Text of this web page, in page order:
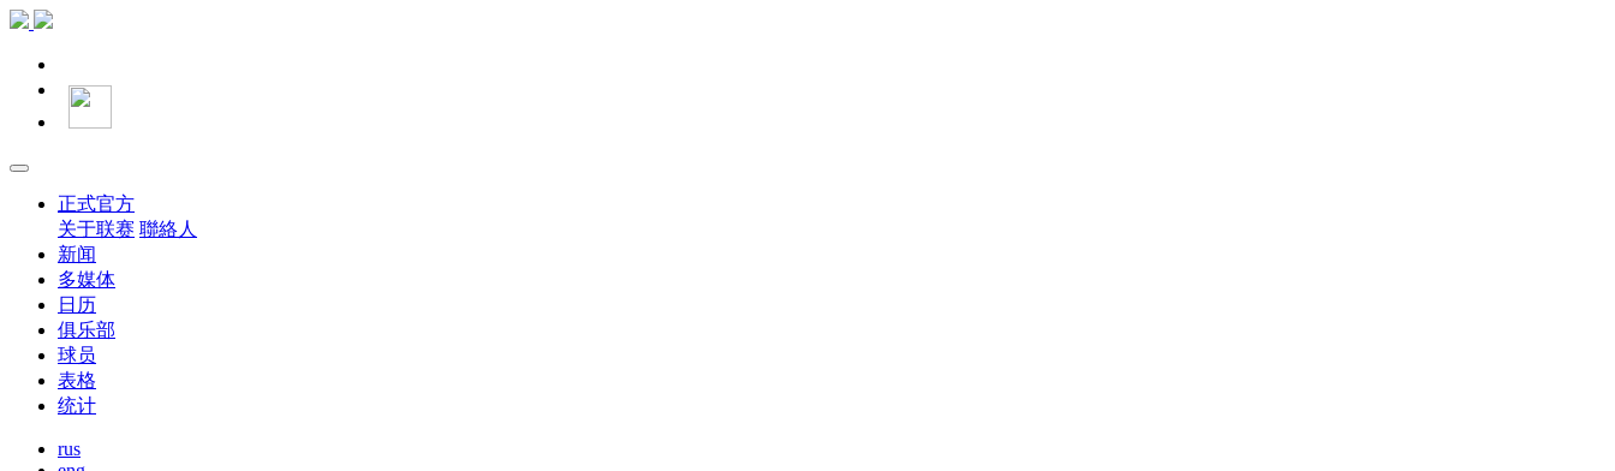
正式官方
关于联赛 聯絡人
新闻
多媒体
日历
俱乐部
球员
表格
统计
rus